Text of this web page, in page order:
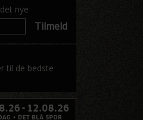
nye
Tilmeld
til de bedste